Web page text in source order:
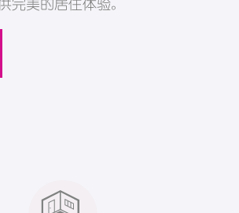
完美的居住体验。